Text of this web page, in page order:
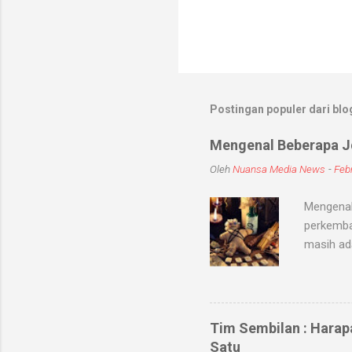
Postingan populer dari
Mengenal Beberapa
OlehNuansa Media News -
masih
objek
kaum
untuk
Tim Sembilan :
Satu